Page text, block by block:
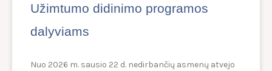
Užimtumo didinimo programos
dalyviams
Nuo 2026 m. sausio 22 d. nedirbančių asmenų atvejo